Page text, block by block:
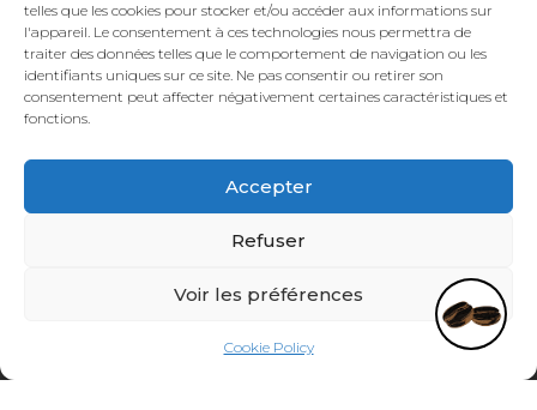
telles que les cookies pour stocker et/ou accéder aux informations sur
l'appareil. Le consentement à ces technologies nous permettra de
traiter des données telles que le comportement de navigation ou les
identifiants uniques sur ce site. Ne pas consentir ou retirer son
consentement peut affecter négativement certaines caractéristiques et
fonctions.
Accepter
Refuser
Voir les préférences
Cookie Policy
Facebook
Instagram
Montags bis freitags 7 Uhr bis 19 Uhr
Samstags 7 Uhr bis 19 Uhr
7h00 – 17h00
Puis-je vous aider ?